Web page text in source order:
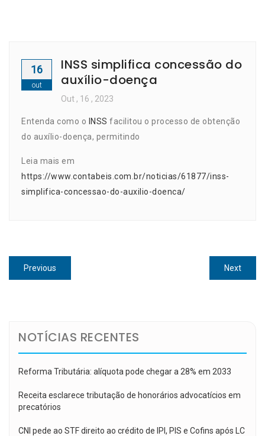
16
out
INSS simplifica concessão do
auxílio-doença
Out , 16 , 2023
Entenda como o INSS facilitou o processo de obtenção
do auxílio-doença, permitindo
Leia mais em
https://www.contabeis.com.br/noticias/61877/inss-
simplifica-concessao-do-auxilio-doenca/
Navegação
de
Previous
post:
NextNext
post:
NOTÍCIAS RECENTES
Reforma Tributária: alíquota pode chegar a 28% em 2033
Receita esclarece tributação de honorários advocatícios em
precatórios
CNI pede ao STF direito ao crédito de IPI, PIS e Cofins após LC